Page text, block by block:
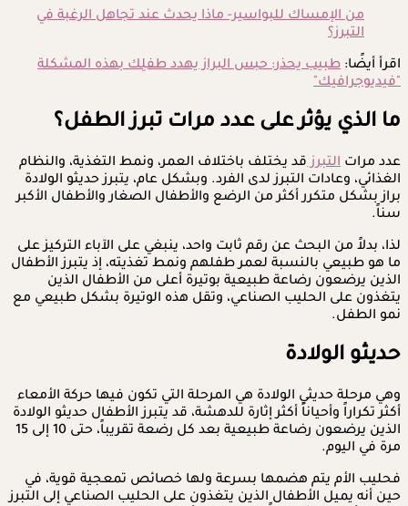
من الإمساك للبواسير- ماذا يحدث عند تجاهل الرغبة في
التبرز؟
اقرأ أيضًا: طبيب يحذر: حبس البراز يهدد طفلِك بهذه المشكلة
"فيديوجرافيك"
ما الذي يؤثر على عدد مرات تبرز الطفل؟
عدد مرات التبرزقد يختلف باختلاف العمر، ونمط التغذية، والنظام
الغذائي، وعادات التبرز لدى الفرد. وبشكل عام، يتبرز حديثو الولادة
براز بشكل متكرر أكثر من الرضع والأطفال الصغار والأطفال الأكبر
سناً.
لذا، بدلاً من البحث عن رقم ثابت واحد، ينبغي على الآباء التركيز على
ما هو طبيعي بالنسبة لعمر طفلهم ونمط تغذيته، إذ يتبرز الأطفال
الذين يرضعون رضاعة طبيعية بوتيرة أعلى من الأطفال الذين
يتغذون على الحليب الصناعي، وتقل هذه الوتيرة بشكل طبيعي مع
نمو الطفل.
حديثو الولادة
وهي مرحلة حديثي الولادة هي المرحلة التي تكون فيها حركة الأمعاء
أكثر تكراراً وأحياناً أكثر إثارة للدهشة، قد يتبرز الأطفال حديثو الولادة
الذين يرضعون رضاعة طبيعية بعد كل رضعة تقريباً، حتى 10 إلى 15
مرة في اليوم.
فحليب الأم يتم هضمها بسرعة ولها خصائص تمعجية قوية، في
حين أنه يميل الأطفال الذين يتغذون على الحليب الصناعي إلى التبرز